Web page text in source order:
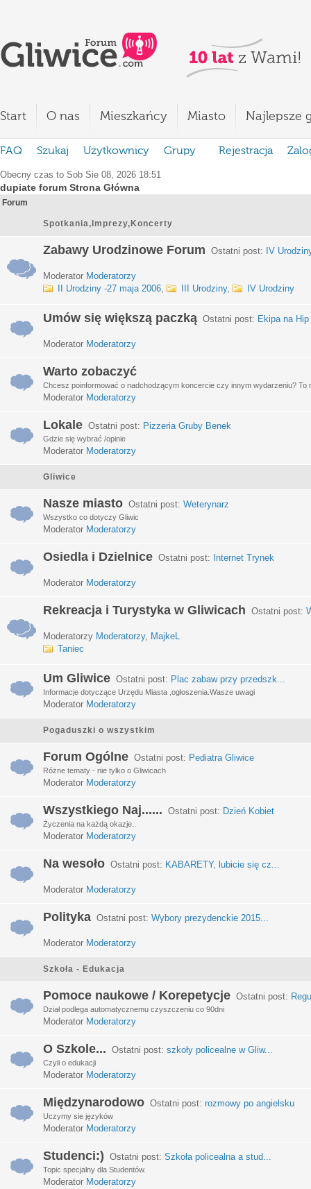
Start O nas Mieszkańcy Miasto Najlepsze
FAQ Szukaj Użytkownicy Grupy Rejestracja
Obecny czas to Sob Sie 08, 2026 18:51
dupiate forum Strona Główna
Forum
Spotkania,Imprezy,Koncerty
Zabawy Urodzinowe Forum Ostatni post: IV
Moderator Moderatorzy
II Urodziny -27 maja 2006, III Urodziny, IV Urodziny
Umów się większą paczką Ostatni post: Ekipa na
Moderator Moderatorzy
Warto zobaczyć
Chcesz poinformować o nadchodzącym koncercie czy innym wydarzeniu? To
Moderator Moderatorzy
Lokale Ostatni post: Pizzeria Gruby Benek
Gdzie się wybrać /opinie
Moderator Moderatorzy
Gliwice
Nasze miasto Ostatni post: Weterynarz
Wszystko co dotyczy Gliwic
Moderator Moderatorzy
Osiedla i Dzielnice Ostatni post: Internet Trynek
Moderator Moderatorzy
Rekreacja i Turystyka w Gliwicach Ostatni post:
Moderatorzy Moderatorzy, MajkeL
Taniec
Um Gliwice Ostatni post: Plac zabaw przy przedszk...
Informacje dotyczące Urzędu Miasta ,ogłoszenia.Wasze uwagi
Moderator Moderatorzy
Pogaduszki o wszystkim
Forum Ogólne Ostatni post: Pediatra Gliwice
Różne tematy - nie tylko o Gliwicach
Moderator Moderatorzy
Wszystkiego Naj...... Ostatni post: Dzień Kobiet
Życzenia na każdą okazje..
Moderator Moderatorzy
Na wesoło Ostatni post: KABARETY, lubicie się cz...
Moderator Moderatorzy
Polityka Ostatni post: Wybory prezydenckie 2015...
Moderator Moderatorzy
Szkoła - Edukacja
Pomoce naukowe / Korepetycje Ostatni post:
Dział podlega automatycznemu czyszczeniu co 90dni
Moderator Moderatorzy
O Szkole... Ostatni post: szkoły policealne w Gliw...
Czyli o edukacji
Moderator Moderatorzy
Międzynarodowo Ostatni post: rozmowy po angielsku
Uczymy sie języków
Moderator Moderatorzy
Studenci:) Ostatni post: Szkoła policealna a stud...
Topic specjalny dla Studentów.
Moderator Moderatorzy